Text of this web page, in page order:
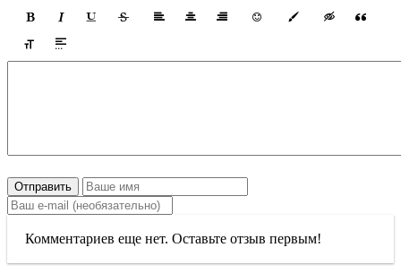
Отправить
Комментариев еще нет. Оставьте отзыв первым!